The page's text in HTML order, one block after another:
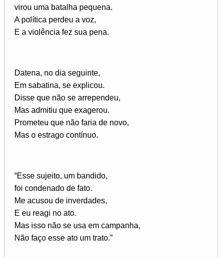
virou uma batalha pequena.
A política perdeu a voz,
E a violência fez sua pena.
Datena, no dia seguinte,
Em sabatina, se explicou.
Disse que não se arrependeu,
Mas admitiu que exagerou.
Prometeu que não faria de novo,
Mas o estrago contínuo.
“Esse sujeito, um bandido,
foi condenado de fato.
Me acusou de inverdades,
E eu reagi no ato.
Mas isso não se usa em campanha,
Não faço esse ato um trato.”